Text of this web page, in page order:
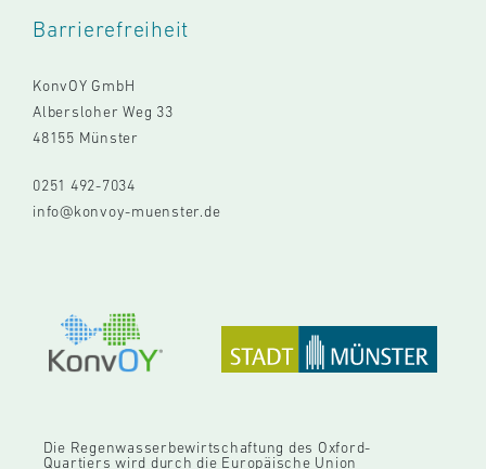
Barrierefreiheit
KonvOY GmbH
Albersloher Weg 33
48155 Münster
0251 492-7034
info@konvoy-muenster.de
Die Regenwasserbewirtschaftung des Oxford-
Quartiers wird durch die Europäische Union